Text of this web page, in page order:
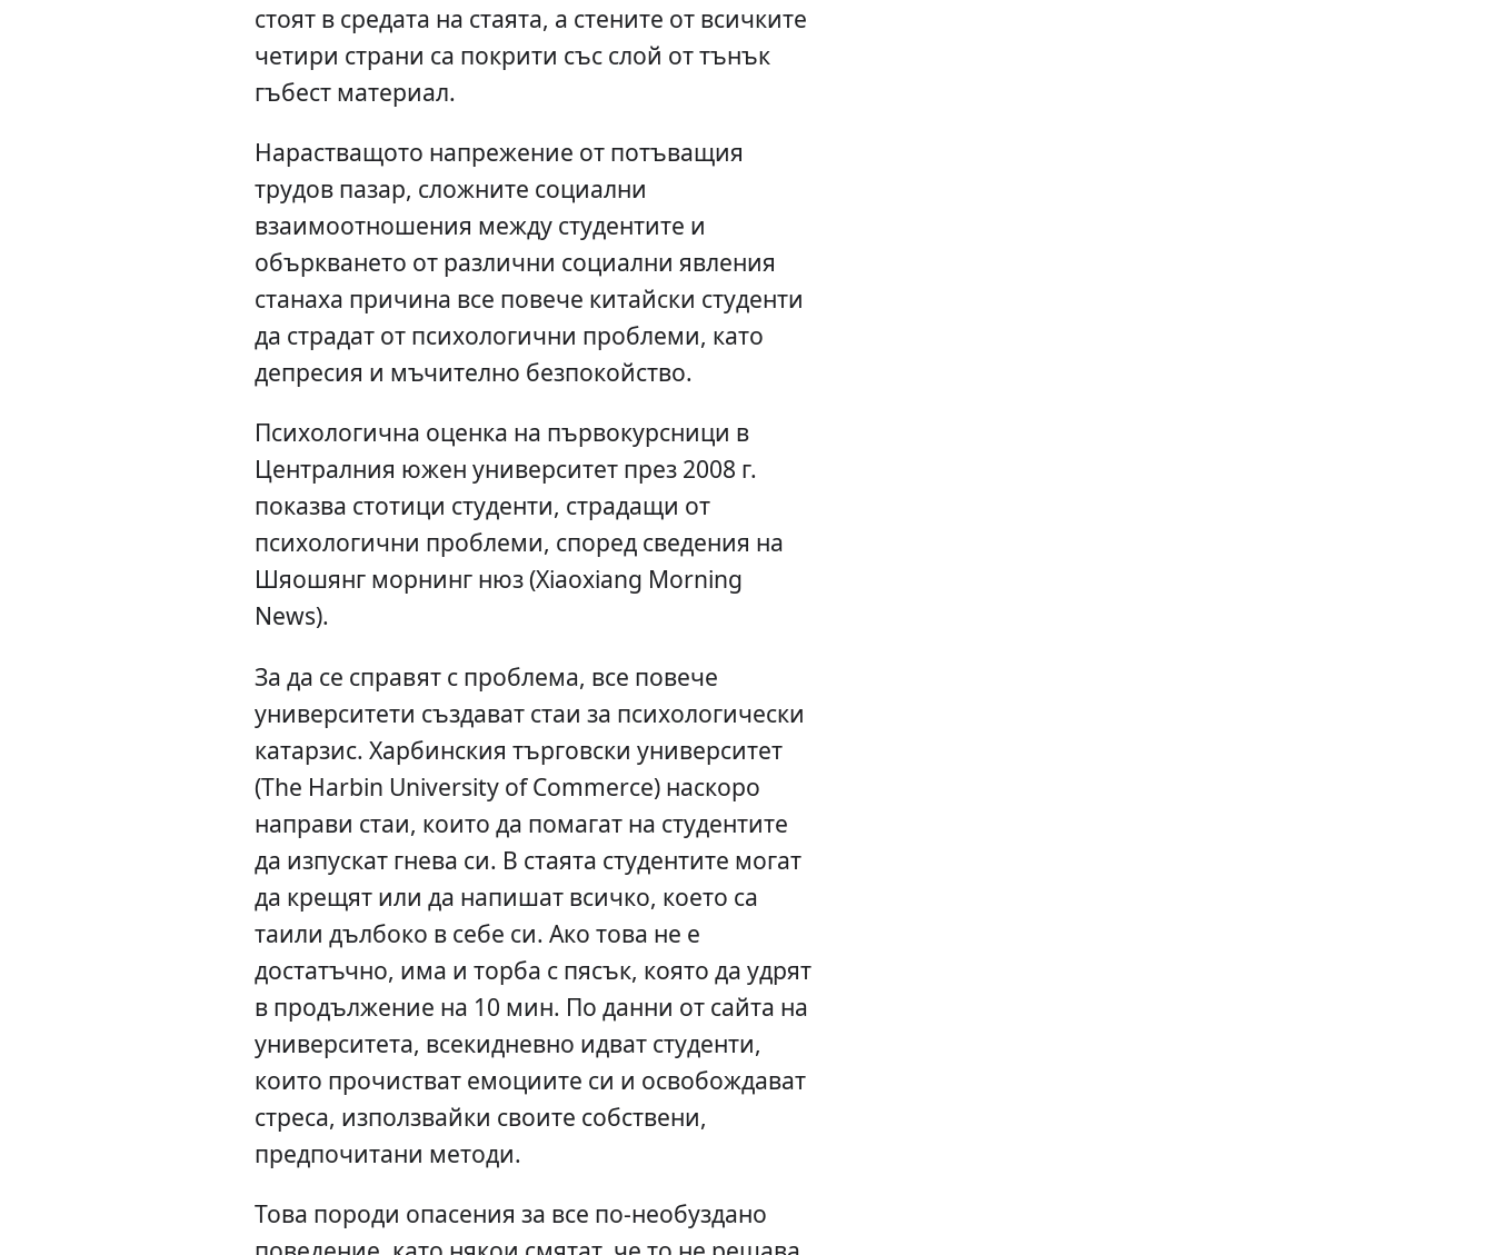
стоят в средата на стаята, а стените от всичките
четири страни са покрити със слой от тънък
гъбест материал.
Нарастващото напрежение от потъващия
трудов пазар, сложните социални
взаимоотношения между студентите и
объркването от различни социални явления
станаха причина все повече китайски студенти
да страдат от психологични проблеми, като
депресия и мъчително безпокойство.
Психологична оценка на първокурсници в
Централния южен университет през 2008 г.
показва стотици студенти, страдащи от
психологични проблеми, според сведения на
Шяошянг морнинг нюз (Xiaoxiang Morning
News).
За да се справят с проблема, все повече
университети създават стаи за психологически
катарзис. Харбинския търговски университет
(The Harbin University of Commerce) наскоро
направи стаи, които да помагат на студентите
да изпускат гнева си. В стаята студентите могат
да крещят или да напишат всичко, което са
таили дълбоко в себе си. Ако това не е
достатъчно, има и торба с пясък, която да удрят
в продължение на 10 мин. По данни от сайта на
университета, всекидневно идват студенти,
които прочистват емоциите си и освобождават
стреса, използвайки своите собствени,
предпочитани методи.
Това породи опасения за все по-необуздано